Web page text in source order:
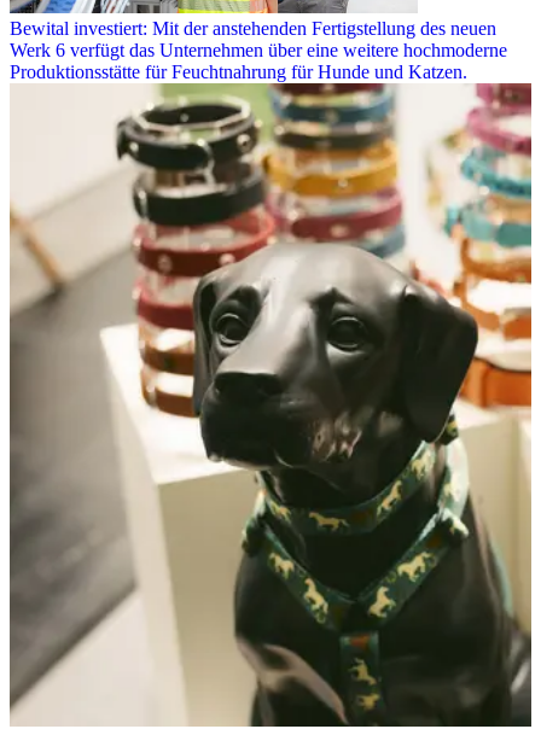
Bewital investiert: Mit der anstehenden Fertigstellung des neuen
Werk 6 verfügt das Unternehmen über eine weitere hochmoderne
Produktionsstätte für Feuchtnahrung für Hunde und Katzen.